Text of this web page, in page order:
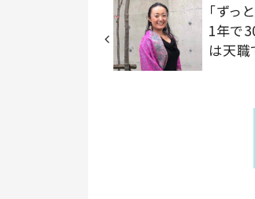
「ずっ
1年で
は天職